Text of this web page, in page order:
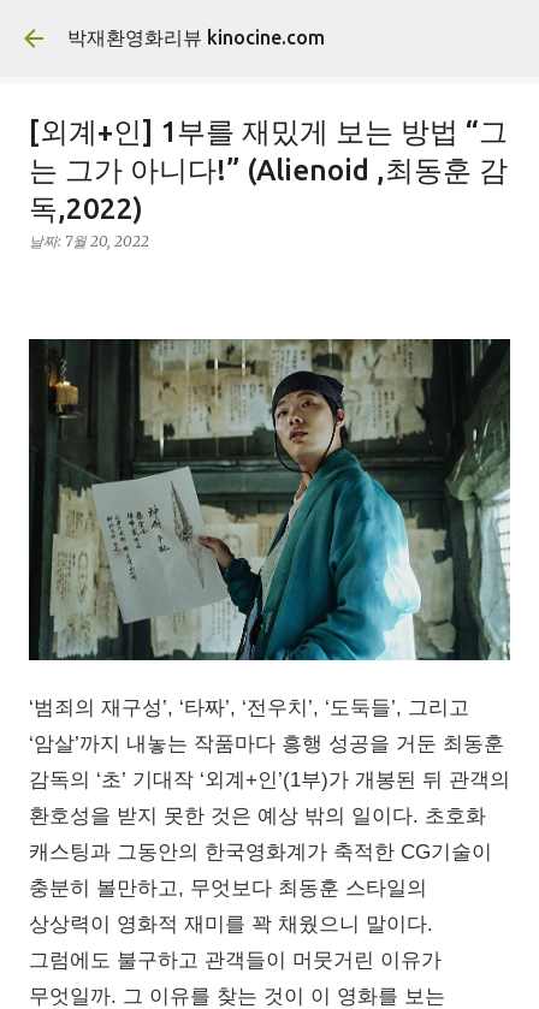
기본 콘텐츠로 건너뛰기
박재환영화리뷰 kinocine.com
[외계+인] 1부를 재밌게 보는 방법 “그
는 그가 아니다!” (Alienoid ,최동훈 감
독,2022)
날짜: 7월 20, 2022
‘범죄의 재구성’, ‘타짜’, ‘전우치’, ‘도둑들’, 그리고
‘암살’까지 내놓는 작품마다 흥행 성공을 거둔 최동훈
감독의 ‘초’ 기대작 ‘외계+인’(1부)가 개봉된 뒤 관객의
환호성을 받지 못한 것은 예상 밖의 일이다. 초호화
캐스팅과 그동안의 한국영화계가 축적한 CG기술이
충분히 볼만하고, 무엇보다 최동훈 스타일의
상상력이 영화적 재미를 꽉 채웠으니 말이다.
그럼에도 불구하고 관객들이 머뭇거린 이유가
무엇일까. 그 이유를 찾는 것이 이 영화를 보는